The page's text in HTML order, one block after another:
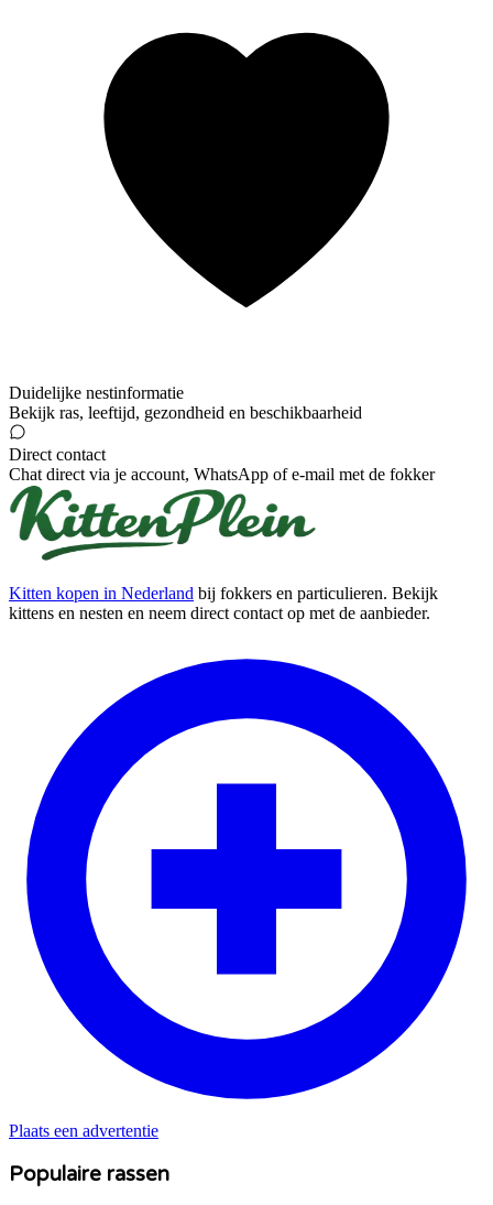
Duidelijke nestinformatie
Bekijk ras, leeftijd, gezondheid en beschikbaarheid
Direct contact
Chat direct via je account, WhatsApp of e-mail met de fokker
Kitten kopen in Nederland bij fokkers en particulieren. Bekijk
kittens en nesten en neem direct contact op met de aanbieder.
Plaats een advertentie
Populaire rassen